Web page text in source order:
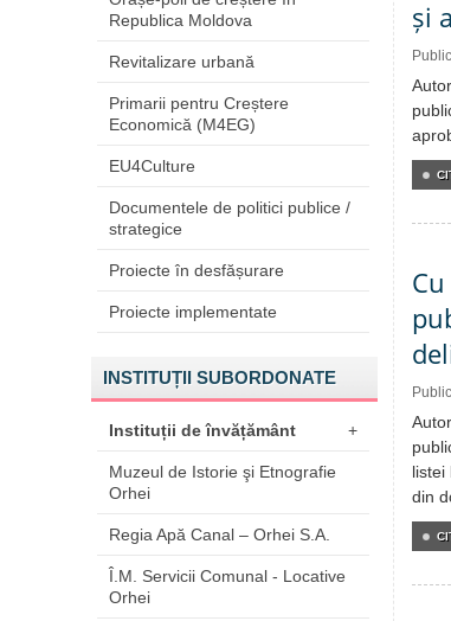
Republica Moldova
Revitalizare urbană
Primarii pentru Creștere
Economică (M4EG)
EU4Culture
Documentele de politici publice /
strategice
Proiecte în desfășurare
Proiecte implementate
INSTITUȚII SUBORDONATE
Instituții de învățământ +
Muzeul de Istorie şi Etnografie
Orhei
Regia Apă Canal – Orhei S.A.
Î.M. Servicii Comunal - Locative
Orhei
și
listei
din